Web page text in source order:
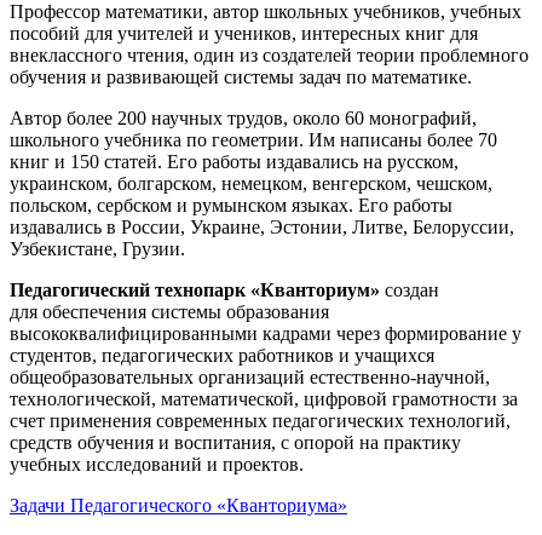
Профессор математики, автор школьных учебников, учебных
пособий для учителей и учеников, интересных книг для
внеклассного чтения, один из создателей теории проблемного
обучения и развивающей системы задач по математике.
Автор более 200 научных трудов, около 60 монографий,
школьного учебника по геометрии. Им написаны более 70
книг и 150 статей. Его работы издавались на русском,
украинском, болгарском, немецком, венгерском, чешском,
польском, сербском и румынском языках. Его работы
издавались в России, Украине, Эстонии, Литве, Белоруссии,
Узбекистане, Грузии.
Педагогический технопарк «Кванториум» создан
для обеспечения системы образования
высококвалифицированными кадрами через формирование у
студентов, педагогических работников и учащихся
общеобразовательных организаций естественно-научной,
технологической, математической, цифровой грамотности за
счет применения современных педагогических технологий,
средств обучения и воспитания, с опорой на практику
учебных исследований и проектов.
Задачи Педагогического «Кванториума»